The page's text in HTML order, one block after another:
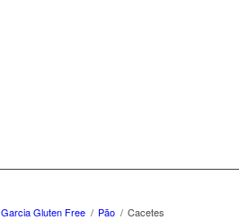
Garcia Gluten Free / Pão / Cacetes